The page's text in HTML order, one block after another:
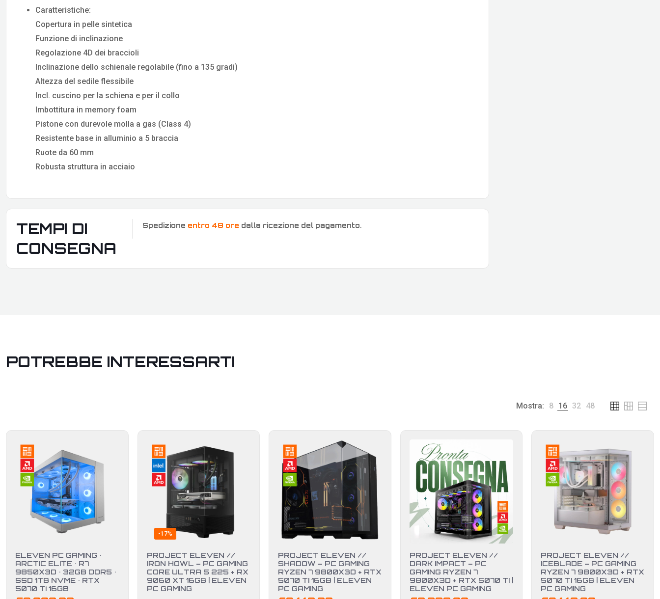
Caratteristiche:
Copertura in pelle sintetica
Funzione di inclinazione
Regolazione 4D dei braccioli
Inclinazione dello schienale regolabile (fino a 135 gradi)
Altezza del sedile flessibile
Incl. cuscino per la schiena e per il collo
Imbottitura in memory foam
Pistone con durevole molla a gas (Class 4)
Resistente base in alluminio a 5 braccia
Ruote da 60 mm
Robusta struttura in acciaio
TEMPI DI
CONSEGNA
Spedizione entro 48 ore dalla ricezione del pagamento.
POTREBBE INTERESSARTI
Mostra: 8 16 32 48
ELEVEN PC GAMING •
ARCTIC ELITE • R7
9850X3D • 32GB DDR5 •
SSD 1TB NVME • RTX
5070 Ti 16GB
-17%
PROJECT ELEVEN //
IRON HOWL – PC GAMING
CORE ULTRA 5 225 + RX
9060 XT 16GB | ELEVEN
PC GAMING
PROJECT ELEVEN //
SHADOW – PC GAMING
RYZEN 7 9800X3D + RTX
5070 TI 16GB | ELEVEN
PC GAMING
PROJECT ELEVEN //
DARK IMPACT – PC
GAMING RYZEN 7
9800X3D + RTX 5070 TI |
ELEVEN PC GAMING
PROJECT ELEVEN //
ICEBLADE – PC GAMING
RYZEN 7 9800X3D + RTX
5070 TI 16GB | ELEVEN
PC GAMING